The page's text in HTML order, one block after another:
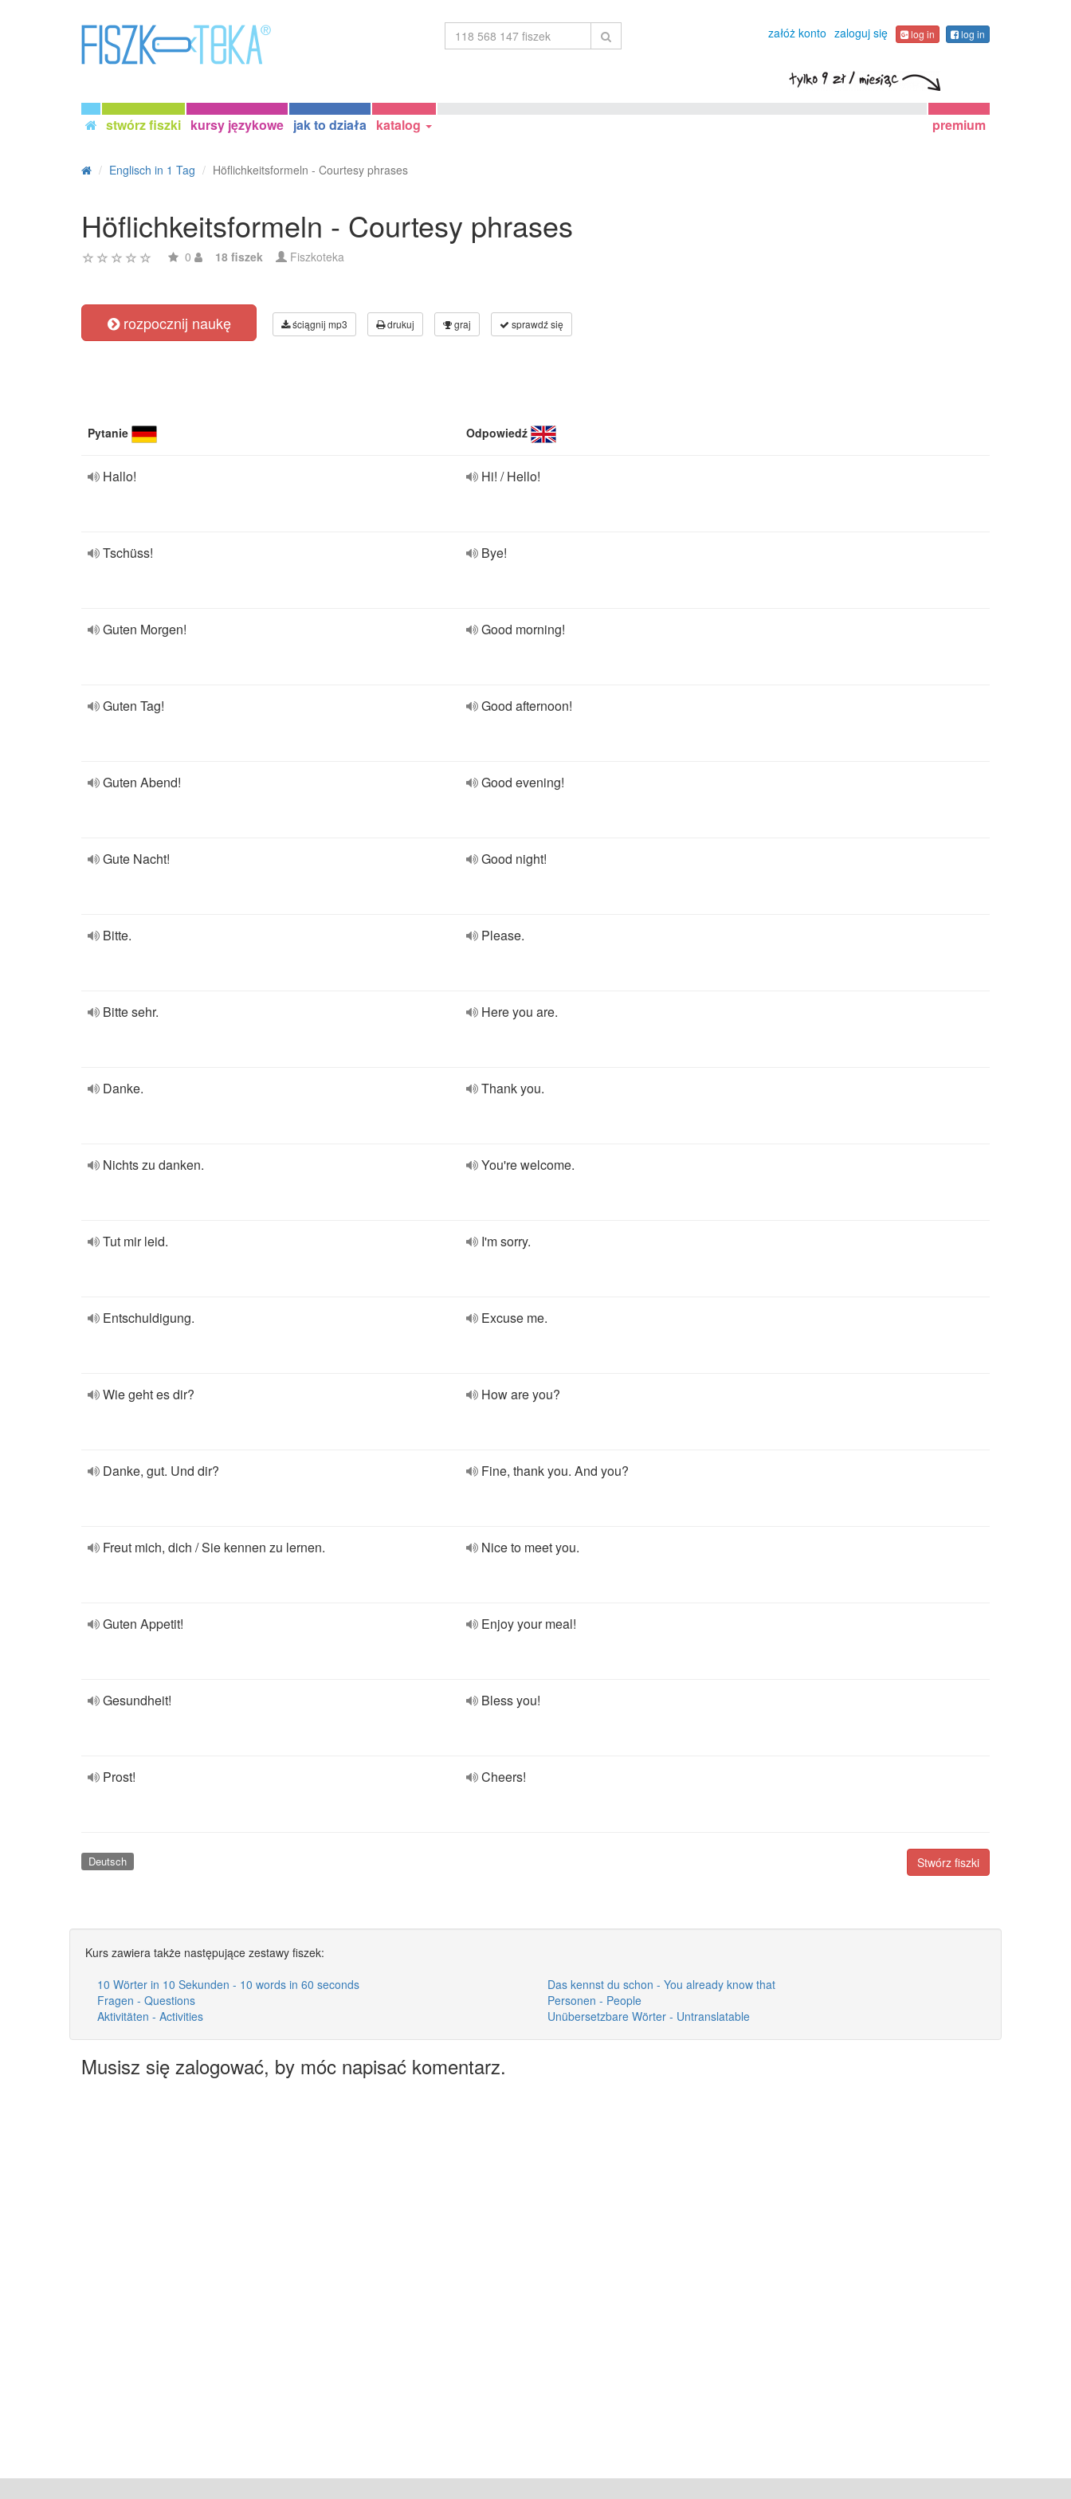
załóż konto zaloguj się log in log in
stwórz fiszki kursy językowe jak to działa katalog premium
Englisch in 1 Tag Höflichkeitsformeln - Courtesy phrases
Höflichkeitsformeln - Courtesy phrases
0 18 fiszek Fiszkoteka
rozpocznij naukę ściągnij mp3 drukuj graj sprawdź się
Pytanie Odpowiedź
Hallo! Hi! / Hello!
Tschüss! Bye!
Guten Morgen! Good morning!
Guten Tag! Good afternoon!
Guten Abend! Good evening!
Gute Nacht! Good night!
Bitte. Please.
Bitte sehr. Here you are.
Danke. Thank you.
Nichts zu danken. You're welcome.
Tut mir leid. I'm sorry.
Entschuldigung. Excuse me.
Wie geht es dir? How are you?
Danke, gut. Und dir? Fine, thank you. And you?
Freut mich, dich / Sie kennen zu lernen. Nice to meet you.
Guten Appetit! Enjoy your meal!
Gesundheit! Bless you!
Prost! Cheers!
Stwórz fiszki
Deutsch
Kurs zawiera także następujące zestawy fiszek:
10 Wörter in 10 Sekunden - 10 words in 60 seconds
Das kennst du schon - You already know that
Fragen - Questions
Personen - People
Aktivitäten - Activities
Unübersetzbare Wörter - Untranslatable
Musisz się zalogować, by móc napisać komentarz.